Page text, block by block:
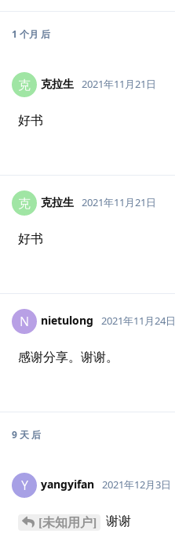
1 个月 后
克 克拉生 2021年11月21日
好书
克 克拉生 2021年11月21日
好书
N nietulong 2021年11月24日
感谢分享。谢谢。
9 天后
Y yangyifan 2021年12月3日
[未知用户] 谢谢